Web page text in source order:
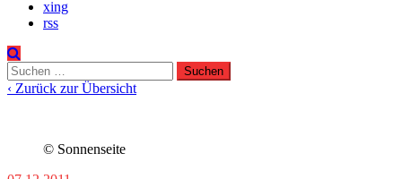
xing
rss
Suchen
nach:
‹ Zurück zur Übersicht
© Sonnenseite